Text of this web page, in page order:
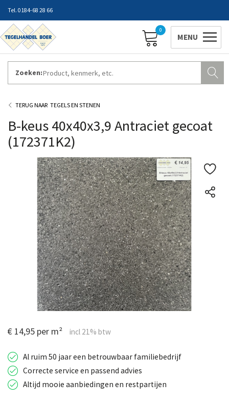
0184-68 28 66
0
Zoeken:
ZAKELIJK INLOGGEN
TEGELS EN STENEN
B-keus 40x40x3,9 Antraciet gecoat
(172371K2)
€ 14,95 per m²
Al ruim 50 jaar een betrouwbaar familiebedrijf
Correcte service en passend advies
Altijd mooie aanbiedingen en restpartijen